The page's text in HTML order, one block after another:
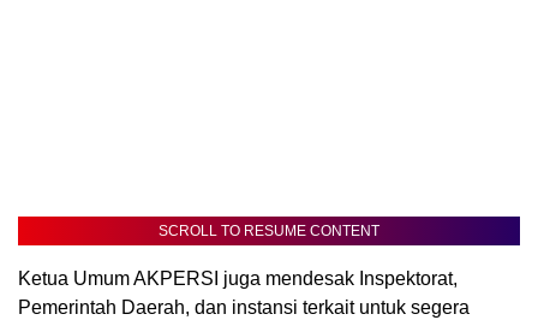
SCROLL TO RESUME CONTENT
Ketua Umum AKPERSI juga mendesak Inspektorat,
Pemerintah Daerah, dan instansi terkait untuk segera